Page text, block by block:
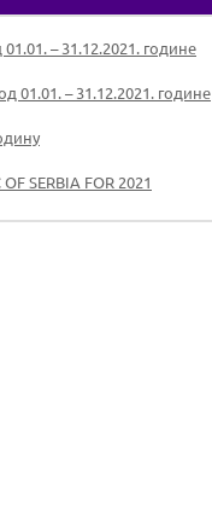
– 31.12.2021. године
01.01. – 31.12.2021. године
SERBIA FOR 2021